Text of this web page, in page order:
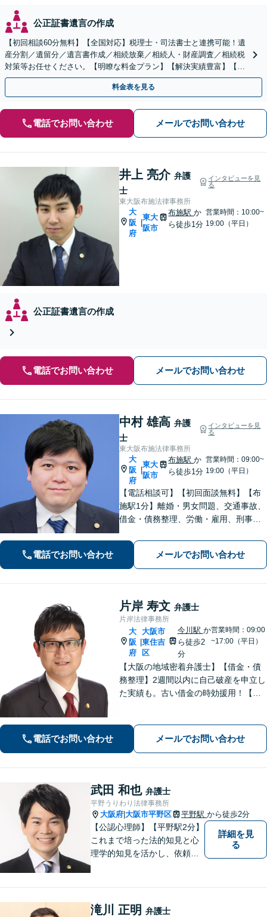
公正証書遺言の作成
【初回相談60分無料】【全国対応】税理士・司法書士と連携可能！遺
産分割／遺留分／遺言書作成／相続放棄／相続人・財産調査／相続税
対策等お任せください。【明瞭な料金プラン】【解決実績豊富】【電
話相談可】
料金表を見る
電話でお問い合わせ メールでお問い合わせ
井上 亮介 弁護
士
インタビューを見
る
東大阪布施法律事務所
大
阪
府
|
東大
阪市
布施駅か
ら徒歩1分
営業時間：10:00~
19:00（平日）
公正証書遺言の作成
電話でお問い合わせ メールでお問い合わせ
中村 雄高 弁護
士
インタビューを見
る
東大阪布施法律事務所
大
阪
府
|
東大
阪市
布施駅か
ら徒歩1分
営業時間：09:00~
19:00（平日）
【電話相談可】【初回面談無料】【布
施駅1分】離婚・男女問題、交通事故、
借金・債務整理、労働・雇用、刑事事
料金体系】【着手金0円】で対応する分
野も！依頼者さまと「共闘」し、最後
まで味方になります
電話でお問い合わせ メールでお問い合わせ
片岸 寿文 弁護士
片岸法律事務所
大
阪
府
大阪市
東住吉
区
今川駅 か
ら徒歩2
分
営業時間：09:00
~17:00（平日）
【大阪の地域密着弁護士】【借金・債
務整理】2週間以内に自己破産を申立し
た実績も。古い借金の時効援用！【刑
応・増額交渉の相談。【今川駅2分】
【初回30分無料相談】
電話でお問い合わせ メールでお問い合わせ
武田 和也 弁護士
平野うりわり法律事務所
大阪府 大阪市平野区 平野駅 から徒歩2分
【公認心理師】【平野駅2分】
これまで培った法的知見と心
理学的知見を活かし、依頼者
も、まずはご相談ください。
詳細を見
る
滝川 正明 弁護士